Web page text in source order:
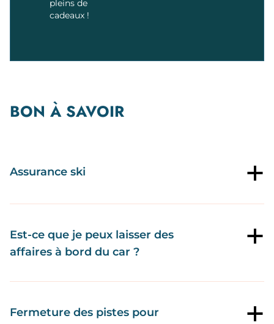
pleins de
cadeaux !
BON À SAVOIR
Assurance ski a
Est-ce que je peux laisser des
affaires à bord du car ?
a
Fermeture des pistes pour
a